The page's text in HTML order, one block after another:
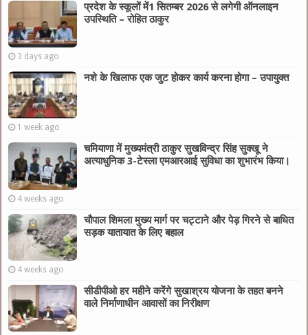
प्रदेश के स्कूलों में1 सितम्बर 2026 से लगेगी ऑनलाइन
उपस्थिति – रोहित ठाकुर
3 days ago
नशे के खिलाफ एक जुट होकर कार्य करना होगा – उपायुक्त
1 week ago
चमियाणा में मुख्यमंत्री ठाकुर सुखविन्द्र सिंह सुक्खू ने
अत्याधुनिक 3-टेस्ला एमआरआई सुविधा का शुभारंभ किया।
4 weeks ago
चौपाल शिमला मुख्य मार्ग पर चट्टाने और पेड़ गिरने से बाधित
सड़क यातायात के लिए बहाल
4 weeks ago
सीडीपीओ हर महीने करेंगे सुखाश्रय योजना के तहत बनने
वाले निर्माणाधीन आवासों का निरीक्षण